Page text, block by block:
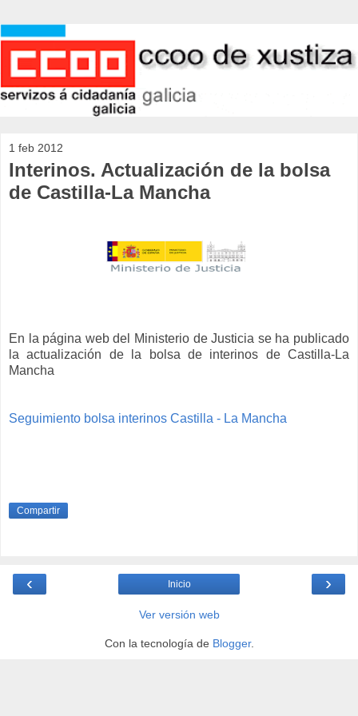
1 feb 2012
Interinos. Actualización de la bolsa
de Castilla-La Mancha
En la página web del Ministerio de Justicia se ha publicado
la actualización de la bolsa de interinos de Castilla-La
Mancha
Seguimiento bolsa interinos Castilla - La Mancha
Compartir
‹ ›
Inicio
Ver versión web
Con la tecnología de Blogger.